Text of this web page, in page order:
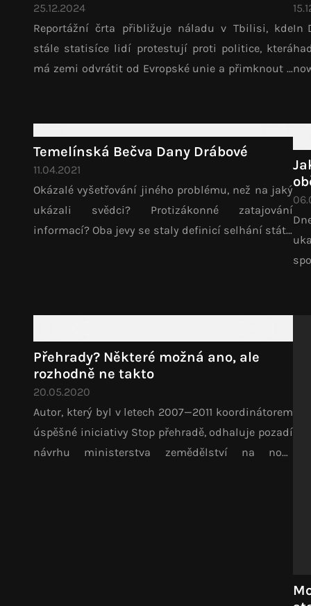
25.12.2024
Reportážní črta přibližuje náladu v Tbilisi, kde
stále statisíce lidí protestují proti politice, která
má zemi odvrátit od Evropské unie a přimknout k
In
Temelínská Bečva Dany Drábové
11.04.2021
Okázalé vyšetřování jiného problému, než na jaký
ukázali svědci? Protizákonné zatajování
informací? Oba jevy se staly definicí selhání státu
Přehrady? Některé možná ano, ale
rozhodně ne takto
20.05.2020
Autor, který byl v letech 2007—2011 koordinátorem
úspěšné iniciativy Stop přehradě, odhaluje pozadí
návrhu ministerstva zemědělství na nové